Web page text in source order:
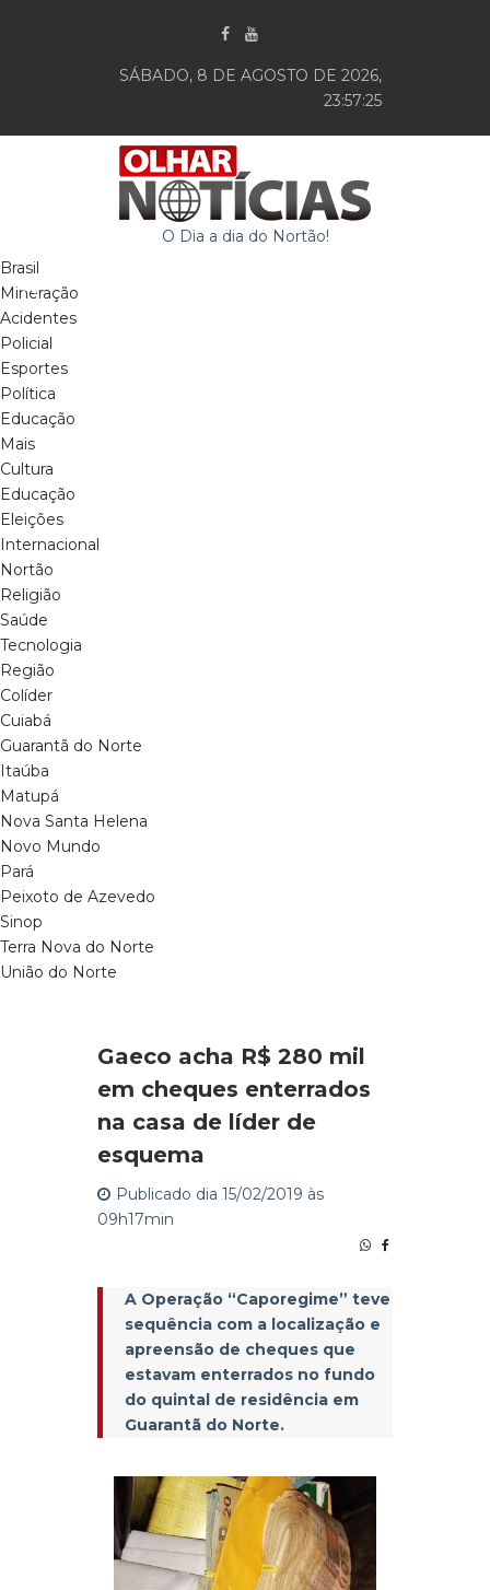
SÁBADO, 8 DE AGOSTO DE 2026,
23:57:26
O Dia a dia do Nortão!
Brasil
Mineração
Acidentes
Policial
Esportes
Política
Educação
Mais
Cultura
Educação
Eleições
Internacional
Nortão
Religião
Saúde
Tecnologia
Região
Colíder
Cuiabá
Guarantã do Norte
Itaúba
Matupá
Nova Santa Helena
Novo Mundo
Pará
Peixoto de Azevedo
Sinop
Terra Nova do Norte
União do Norte
Gaeco acha R$ 280 mil
em cheques enterrados
na casa de líder de
esquema
Publicado dia 15/02/2019 às
09h17min
A Operação “Caporegime” teve
sequência com a localização e
apreensão de cheques que
estavam enterrados no fundo
do quintal de residência em
Guarantã do Norte.